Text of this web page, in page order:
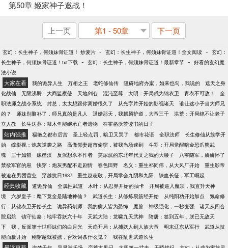
第50章 姬家神子邀战！
上一页 第1 - 50章 下一页
玄幻：长生神子，何须妹骨证道！ 炒麦片 - 玄幻：长生神子，何须妹骨证道！全文阅读 - 玄幻：
长生神子，何须妹骨证道！txt下载 - 玄幻：长生神子，何须妹骨证道！最新章节 - 好看的玄幻魔
法小说
大家在看 我的诡异人生 万相之王 老蛇修仙传 阻碍地府办案，如来也勾，我说的
遮天之身
化战仙
无限沸腾 大商监察使 天地剑心 混沌至尊 大明：开局成为锦衣卫 青衣不可敌！
全
职法师之战令系统
封总，太太想跟你离婚很久了 从光字片开始的影视诸天
谁让这小子当大师兄
的？
师妹别脑补了，师兄真的是凡人 退婚那天，我麒麟护道，大帝三千
洪荒：开局绝不让老子
立人教
长生送葬：敲木鱼能继承亡者遗物 在霍格沃茨读书的日子
站内强推 福艳之都市后宫 圣上轻点罚，暗卫又哭了 都市花语 全职法师
长生修仙从族学开
始
综影视：炮灰逆袭之路 高傲邻妻超市偷窃，被我当场逮到
斗罗：开局觉醒暗金恐爪熊武
魂
三十如狼 嫁糙汉 反派想杀本作者 笑尿炕的东北年代文之我的大腰子
八零随军，娇娇怀了
禁欲军官的崽
快穿：炮灰男配不走剧情 春色田野 名义：重生祁同伟，从大风厂开始
重生影帝
被迫在男团营业
穿越抗日1937 重生赵志敬，开局学会九阴和九阳 铁血长征，军工崛起
经典收藏 道诡异仙 全属性武道 木叶：从忍界开始的抽卡
开局被逼入魔宗，我直升天神
境
六岁皇子：麾下竟全是陆地神仙？ 武道长生：从修炼易筋经开始 从纯阳功开始加点
氪命修
行：从锦衣卫开始长生
诡异药剂师：我的病人皆为恐怖 魔兽：神级强化，一秒变强
诸天从四合
院启航
镇守仙秦：地牢吞妖六十年 天武大陆：龙啸九天武神
隋唐：签到五年，朕已无敌天
下
我，反派第十世师妹们的白月光 天崩开局：从捕妖人到人族大帝 明末辽东从军行
武道从技
能面板开始
刚穿越就被掳，合欢词条什么鬼？ 我在乱世武道长生